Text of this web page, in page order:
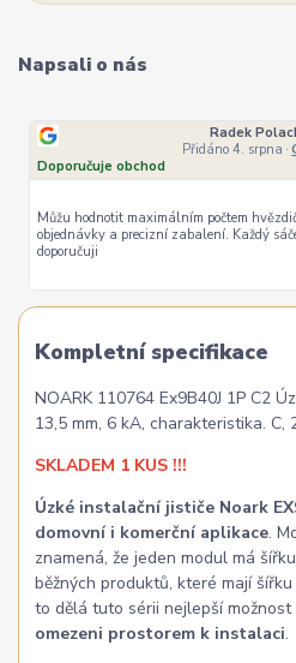
Napsali o nás
Radek
Přidáno 4. srpna ·
Doporučuje obchod
Můžu hodnotit maximálním počtem
objednávky a precizní zabalení. Každý
doporučuji
Kompletní specifikace
NOARK 110764 Ex9B40J 1P C2
13,5 mm, 6 kA, charakteristika. C,
SKLADEM 1 KUS !!!
Úzké instalační jističe Noark
domovní i komerční aplikace.
znamená, že jeden modul má
běžných produktů, které mají
to dělá tuto sérii nejlepší možnost
omezeni prostorem k instalaci.